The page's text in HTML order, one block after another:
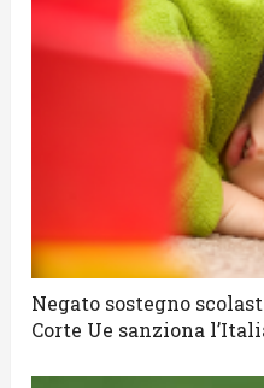
Negato sostegno
Corte Ue sanziona